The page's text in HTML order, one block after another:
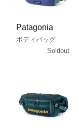
Patagonia
ボディバッグ
Soldout